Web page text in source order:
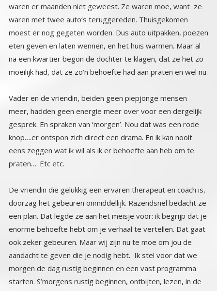
moeilijk had, dat ze zo’n behoefte had aan praten en wel nu.
Vader en de vriendin, beiden geen piepjonge mensen
meer, hadden geen energie meer over voor een dergelijk
gesprek. En spraken van ‘morgen’. Nou dat was een rode
knop….er ontspon zich direct een drama. En ik kan nooit
eens zeggen wat ik wil als ik er behoefte aan heb om te
praten…. Etc etc.
De vriendin die gelukkig een ervaren therapeut en coach is,
doorzag het gebeuren onmiddellijk. Razendsnel bedacht ze
een plan. Dat legde ze aan het meisje voor: ik begrijp dat je
enorme behoefte hebt om je verhaal te vertellen. Dat gaat
ook zeker gebeuren. Maar wij zijn nu te moe om jou de
aandacht te geven die je nodig hebt. Ik stel voor dat we
morgen de dag rustig beginnen en een vast programma
starten. S’morgens rustig beginnen, ontbijten, lezen, in de
tuin werken etc. Dan lunchen en na de lunch samen een
oefening doen, en dan aan het eind van de middag op
apero tijd krijg jij een uur de tijd om alles wat je kwijt wil
aan verhalen, vragen, behoeften te uiten. Je krijgt dan onze
volle aandacht en ook antwoorden en oplossingen als we
die ontdekken. Dit voorstel aanvaardde ze (weliswaar
onder protest). Maar het vooruitzicht om elke dag een uur
te mogen praten ( klagen) was zo aantrekkelijk dus het